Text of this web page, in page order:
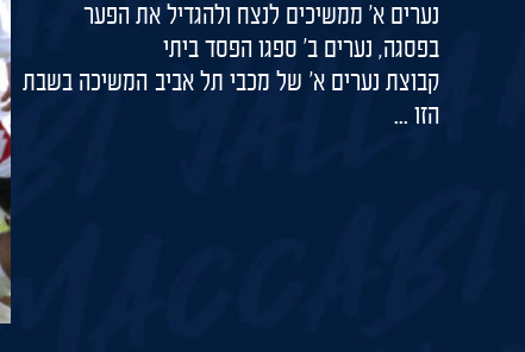
נערים א' ממשיכים לנצח ולהגדיל את הפער
בפסגה, נערים ב' ספגו הפסד ביתי
קבוצת נערים א' של מכבי תל אביב המשיכה בשבת
הזו ...